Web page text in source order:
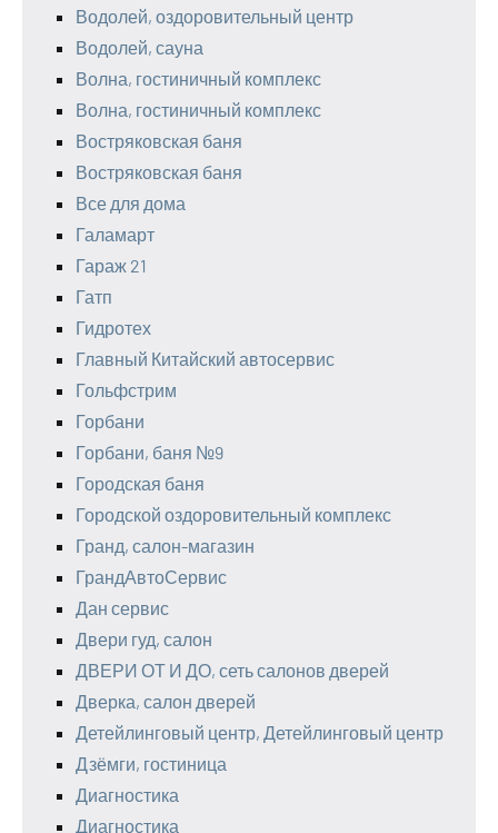
Водолей, оздоровительный центр
Водолей, сауна
Волна, гостиничный комплекс
Волна, гостиничный комплекс
Востряковская баня
Востряковская баня
Все для дома
Галамарт
Гараж 21
Гатп
Гидротех
Главный Китайский автосервис
Гольфстрим
Горбани
Горбани, баня №9
Городская баня
Городской оздоровительный комплекс
Гранд, салон-магазин
ГрандАвтоСервис
Дан сервис
Двери гуд, салон
ДВЕРИ ОТ И ДО, сеть салонов дверей
Дверка, салон дверей
Детейлинговый центр, Детейлинговый центр
Дзёмги, гостиница
Диагностика
Диагностика